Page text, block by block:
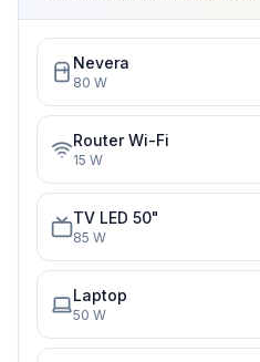
Nevera
80 W
Router Wi-Fi
15 W
TV LED 50"
85 W
Laptop
50 W